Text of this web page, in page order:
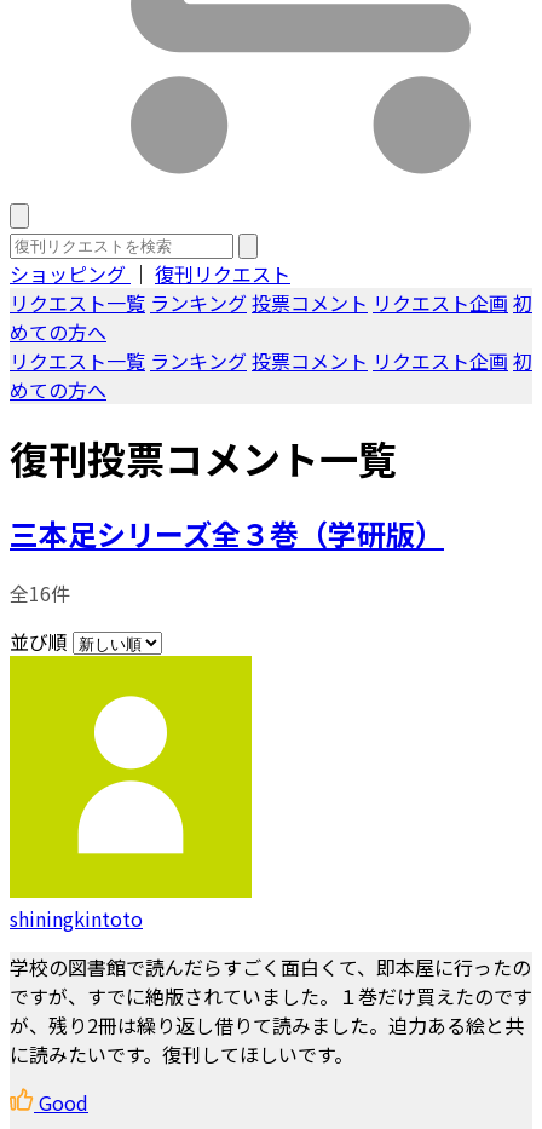
ショッピング ｜ 復刊リクエスト
リクエスト一覧 ランキング投票コメント リクエスト企画 初
めての方へ
リクエスト一覧 ランキング投票コメント リクエスト企画 初
めての方へ
復刊投票コメント一覧
三本足シリーズ全３巻（学研版）
全16件
並び順
shiningkintoto
学校の図書館で読んだらすごく面白くて、即本屋に行ったの
ですが、すでに絶版されていました。１巻だけ買えたのです
が、残り2冊は繰り返し借りて読みました。迫力ある絵と共
に読みたいです。復刊してほしいです。
Good